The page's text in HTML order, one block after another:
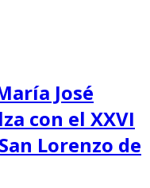
José
con el XXVI
Lorenzo de